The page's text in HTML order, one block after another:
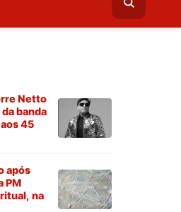
Netto
banda
45
após
PM
na